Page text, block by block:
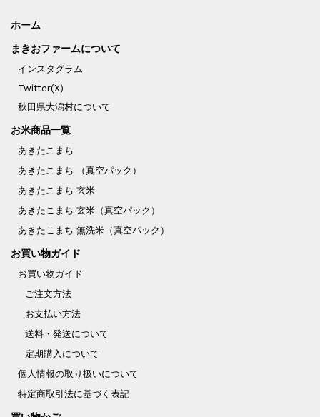
ホーム
まきおファームについて
インスタグラム
Twitter(X)
秋田県大潟村について
お米商品一覧
あきたこまち
あきたこまち （真空パック）
あきたこまち 玄米
あきたこまち 玄米（真空パック）
あきたこまち 無洗米（真空パック）
お買い物ガイド
お買い物ガイド
ご注文方法
お支払い方法
送料・発送について
定期購入について
個人情報の取り扱いについて
特定商取引法に基づく表記